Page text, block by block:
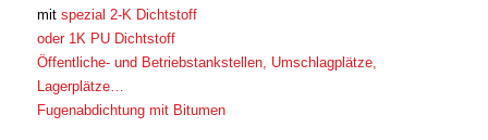
mitspezial 2-K Dichtstoff
oder 1K PU Dichtstoff
Öffentliche- und Betriebstankstellen, Umschlagplätze,
Lagerplätze…
Fugenabdichtung mit Bitumen